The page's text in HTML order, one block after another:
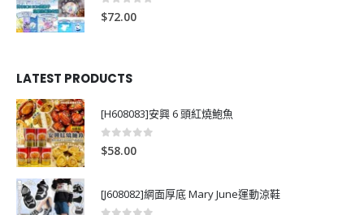
0out of 5
$72.00
LATEST PRODUCTS
[H608083]安興 6 頭紅燒鮑魚
0out of 5
$58.00
[J608082]網面厚底 Mary June運動涼鞋